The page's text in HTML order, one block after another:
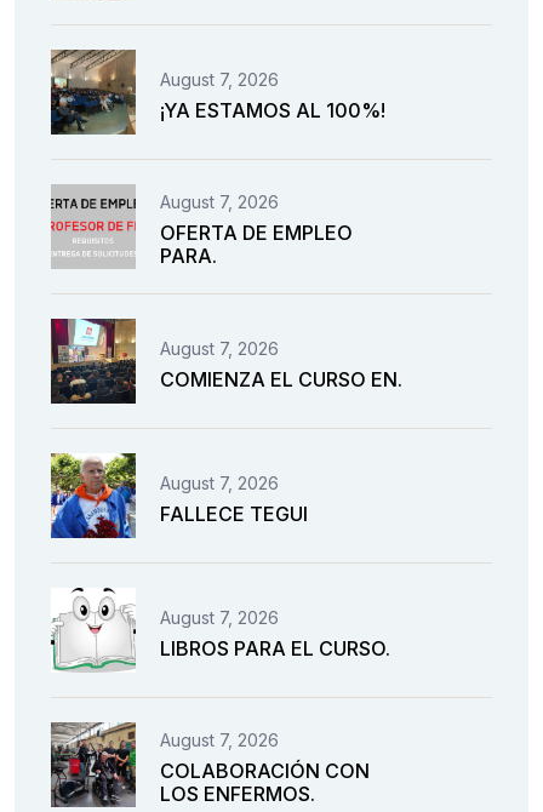
August 7, 2026
¡YA ESTAMOS AL 100%!
August 7, 2026
OFERTA DE EMPLEO
PARA.
August 7, 2026
COMIENZA EL CURSO EN.
August 7, 2026
FALLECE TEGUI
August 7, 2026
LIBROS PARA EL CURSO.
August 7, 2026
COLABORACIÓN CON
LOS ENFERMOS.